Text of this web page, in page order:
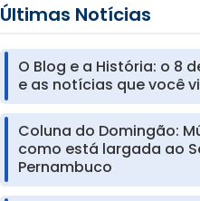
Últimas Notícias
O Blog e a História: o 8
e as notícias que você
Coluna do Domingão:
como está largada ao
Pernambuco